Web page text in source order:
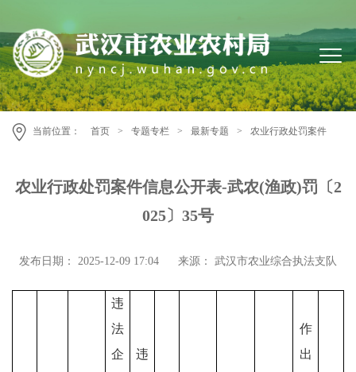
当前位置： 首页 > 专题专栏 > 最新专题 > 农业行政处罚案件
农业行政处罚案件信息公开表-武农(渔政)罚〔2
025〕35号
发布日期： 2025-12-09 17:04 来源： 武汉市农业综合执法支队
违
法
企
违
作
出